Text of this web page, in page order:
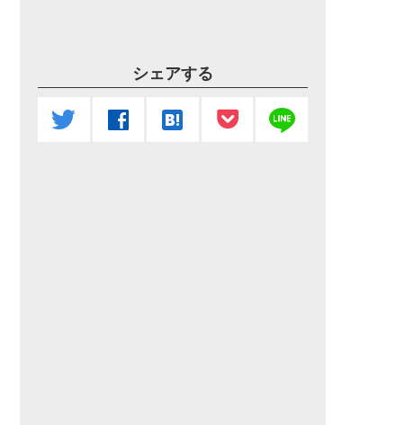
シェアする
twitter facebook hatenabookmark line